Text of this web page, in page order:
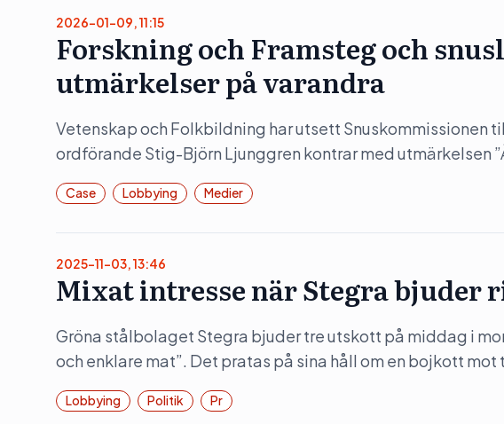
2026-01-09, 11:15
Forskning och Framsteg och
utmärkelser på varandra
Vetenskap och Folkbildning har utsett Snuskommissionen
ordförande Stig-Björn Ljunggren kontrar med utmärkelsen
Case Lobbying Medier
2025-11-03, 13:46
Mixat intresse när Stegra bjuder
Gröna stålbolaget Stegra bjuder tre utskott på middag i
och enklare mat”. Det pratas på sina håll om en bojkott
Lobbying Politik Pr